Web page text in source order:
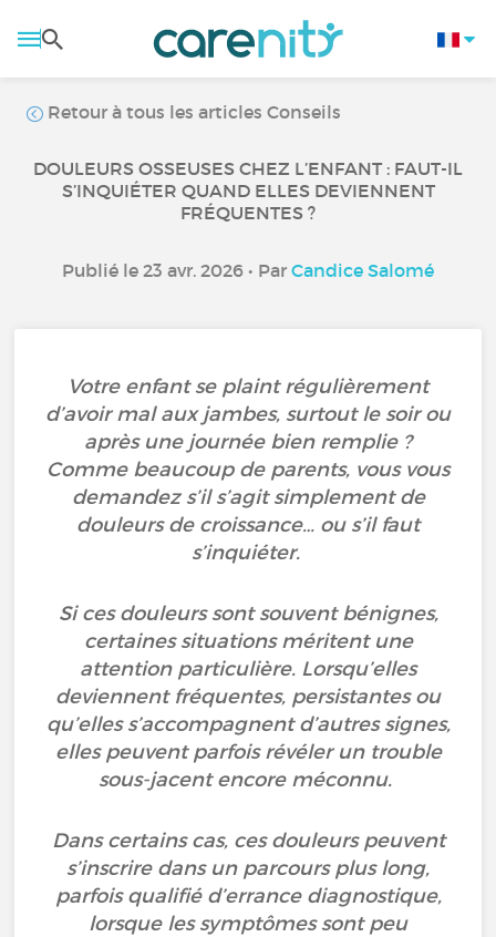
Retour à tous les articles Conseils
DOULEURS OSSEUSES CHEZ L’ENFANT : FAUT-IL
S’INQUIÉTER QUAND ELLES DEVIENNENT
FRÉQUENTES ?
Publié le 23 avr. 2026 • Par Candice Salomé
Votre enfant se plaint régulièrement
d’avoir mal aux jambes, surtout le soir ou
après une journée bien remplie ?
Comme beaucoup de parents, vous vous
demandez s’il s’agit simplement de
douleurs de croissance… ou s’il faut
s’inquiéter.
Si ces douleurs sont souvent bénignes,
certaines situations méritent une
attention particulière. Lorsqu’elles
deviennent fréquentes, persistantes ou
qu’elles s’accompagnent d’autres signes,
elles peuvent parfois révéler un trouble
sous-jacent encore méconnu.
Dans certains cas, ces douleurs peuvent
s’inscrire dans un parcours plus long,
parfois qualifié d’errance diagnostique,
lorsque les symptômes sont peu